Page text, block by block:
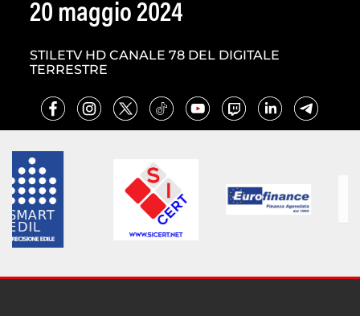
20 maggio 2024
STILETV HD CANALE 78 DEL DIGITALE
TERRESTRE